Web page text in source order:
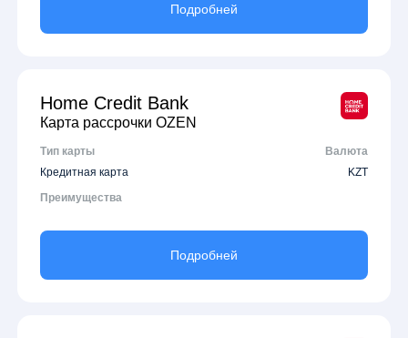
Подробней
Home Credit Bank
Карта рассрочки OZEN
Тип карты
Валюта
Кредитная карта
KZT
Преимущества
Подробней